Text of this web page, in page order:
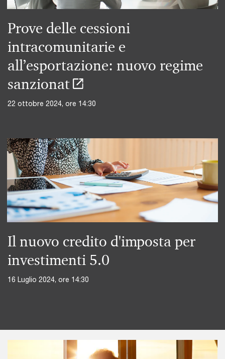
Prove delle cessioni
intracomunitarie e
all’esportazione: nuovo regime
sanzionat
22 ottobre 2024, ore 14:30
Il nuovo credito d'imposta per
investimenti 5.0
16 Luglio 2024, ore 14:30